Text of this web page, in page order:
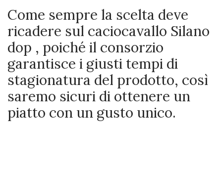
Come sempre la scelta deve
ricadere sul caciocavallo Silano
dop , poiché il consorzio
garantisce i giusti tempi di
stagionatura del prodotto, così
saremo sicuri di ottenere un
piatto con un gusto unico.